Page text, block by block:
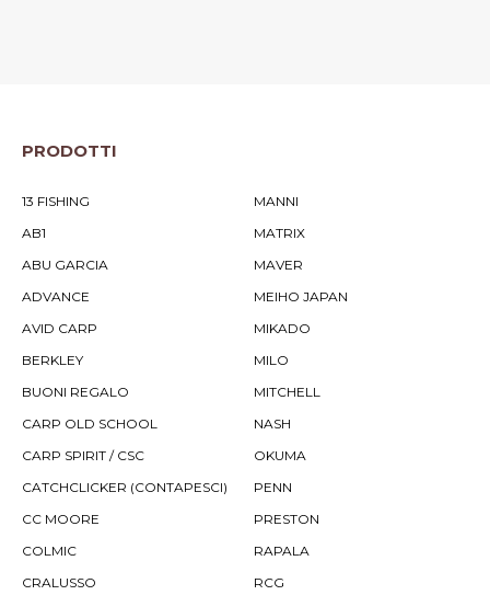
PRODOTTI
13 FISHING
AB1
ABU GARCIA
ADVANCE
AVID CARP
BERKLEY
BUONI REGALO
CARP OLD SCHOOL
CARP SPIRIT / CSC
CATCHCLICKER (CONTAPESCI)
CC MOORE
COLMIC
CRALUSSO
MANNI
MATRIX
MAVER
MEIHO JAPAN
MIKADO
MILO
MITCHELL
NASH
OKUMA
PENN
PRESTON
RAPALA
RCG